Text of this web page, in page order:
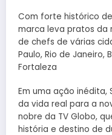
Com forte histórico
marca leva pratos da
de chefs de várias
Paulo, Rio de Janeiro,
Fortaleza
Em uma ação inédita,
da vida real para a
nobre da TV Globo,
história e destino de